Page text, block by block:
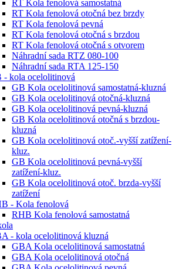
RT Kola fenolová samostatná
RT Kola fenolová otočná bez brzdy
RT Kola fenolová pevná
RT Kola fenolová otočná s brzdou
RT Kola fenolová otočná s otvorem
Náhradní sada RTZ 080-100
Náhradní sada RTA 125-150
- kola ocelolitinová
GB Kola ocelolitinová samostatná-kluzná
GB Kola ocelolitinová otočná-kluzná
GB Kola ocelolitinová pevná-kluzná
GB Kola ocelolitinová otočná s brzdou-
kluzná
GB Kola ocelolitinová otoč.-vyšší zatížení-
kluz.
GB Kola ocelolitinová pevná-vyšší
zatížení-kluz.
GB Kola ocelolitinová otoč. brzda-vyšší
zatížení
- Kola fenolová
RHB Kola fenolová samostatná
- kola ocelolitinová kluzná
GBA Kola ocelolitinová samostatná
GBA Kola ocelolitinová otočná